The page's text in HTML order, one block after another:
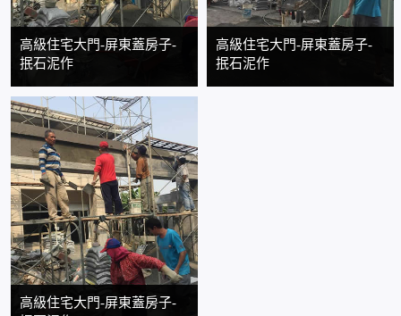
高級住宅大門-屏東蓋房子-
抿石泥作
高級住宅大門-屏東蓋房子-
抿石泥作
高級住宅大門-屏東蓋房子-